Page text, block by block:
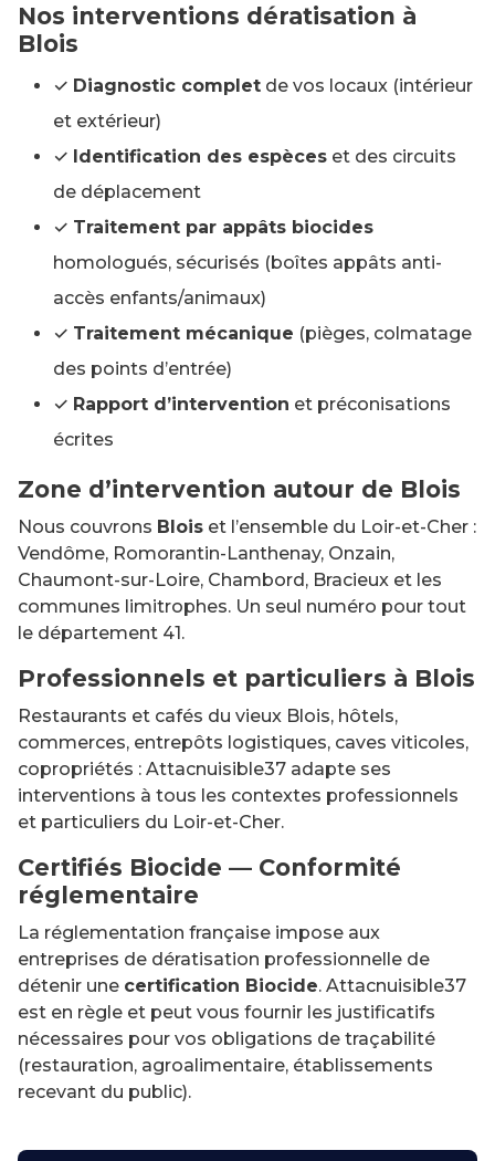
Nos interventions dératisation à
Blois
✓ Diagnostic complet de vos locaux (intérieur
et extérieur)
✓ Identification des espèces et des circuits
de déplacement
✓ Traitement par appâts biocides
homologués, sécurisés (boîtes appâts anti-
accès enfants/animaux)
✓ Traitement mécanique (pièges, colmatage
des points d’entrée)
✓ Rapport d’intervention et préconisations
écrites
Zone d’intervention autour de Blois
Nous couvrons Blois et l’ensemble du Loir-et-Cher :
Vendôme, Romorantin-Lanthenay, Onzain,
Chaumont-sur-Loire, Chambord, Bracieux et les
communes limitrophes. Un seul numéro pour tout
le département 41.
Professionnels et particuliers à Blois
Restaurants et cafés du vieux Blois, hôtels,
commerces, entrepôts logistiques, caves viticoles,
copropriétés : Attacnuisible37 adapte ses
interventions à tous les contextes professionnels
et particuliers du Loir-et-Cher.
Certifiés Biocide — Conformité
réglementaire
La réglementation française impose aux
entreprises de dératisation professionnelle de
détenir une certification Biocide. Attacnuisible37
est en règle et peut vous fournir les justificatifs
nécessaires pour vos obligations de traçabilité
(restauration, agroalimentaire, établissements
recevant du public).